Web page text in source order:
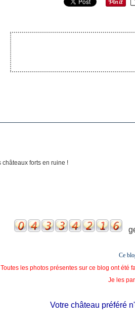
Ce
Toutes les photos présentes sur ce blog ont été
Je les
Votre château préféré